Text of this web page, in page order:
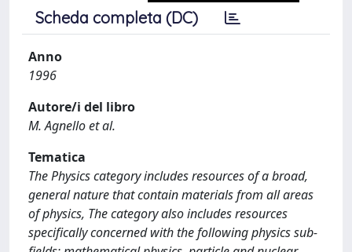
Scheda completa (DC)
Anno
1996
Autore/i del libro
M. Agnello et al.
Tematica
The Physics category includes resources of a broad,
general nature that contain materials from all areas
of physics, The category also includes resources
specifically concerned with the following physics sub-